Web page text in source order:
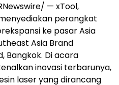
— xTool,
perangkat
ke pasar Asia
Asia Brand
Bangkok. Di acara
inovasi terbarunya,
laser yang dirancang